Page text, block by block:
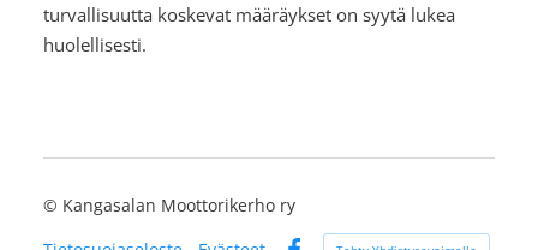
turvallisuutta koskevat määräykset on syytä lukea
huolellisesti.
© Kangasalan Moottorikerho ry